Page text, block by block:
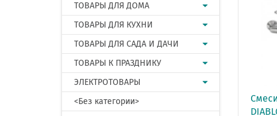
ТОВАРЫ ДЛЯ ДОМА
ТОВАРЫ ДЛЯ КУХНИ
ТОВАРЫ ДЛЯ САДА И ДАЧИ
ТОВАРЫ К ПРАЗДНИКУ
ЭЛЕКТРОТОВАРЫ
<Без категории>